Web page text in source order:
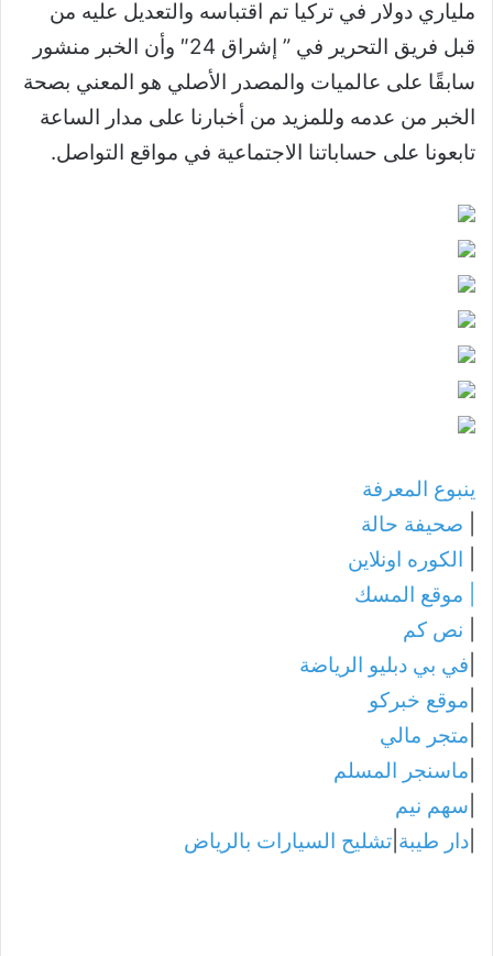
ملياري دولار في تركيا تم اقتباسه والتعديل عليه من
قبل فريق التحرير في ” إشراق 24″ وأن الخبر منشور
سابقًا على عالميات والمصدر الأصلي هو المعني بصحة
الخبر من عدمه وللمزيد من أخبارنا على مدار الساعة
تابعونا على حساباتنا الاجتماعية في مواقع التواصل.
ينبوع المعرفة
صحيفة حالة
الكوره اونلاين
موقع المسك
نص كم
في بي دبليو الرياضة
موقع خبركو
متجر مالي
ماسنجر المسلم
سهم نيم
دار طيبة تشليح السيارات بالرياض